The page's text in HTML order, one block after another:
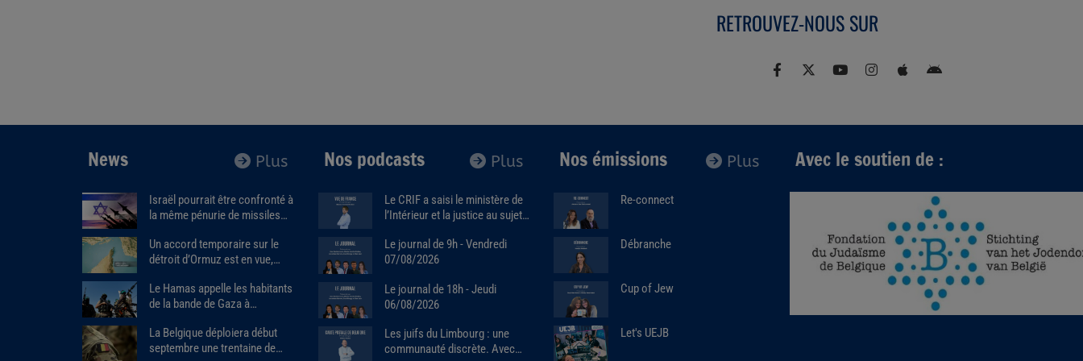
RETROUVEZ-NOUS SUR
Plus
News
Israël pourrait être confronté à
la même pénurie de missiles
Un accord temporaire sur le
détroit d’Ormuz est en vue,
guerre prendra bientôt fin ».
Le Hamas appelle les habitants
de la bande de Gaza à
des milices armées soutenues
par Israël.
La Belgique déploiera début
septembre une trentaine de
Plus
Nos podcasts
Le CRIF a saisi le ministère de
l’Intérieur et la justice au sujet
Robert Ejnes (07/07/2026)
Le journal de 9h - Vendredi
07/08/2026
Le journal de 18h - Jeudi
06/08/2026
Les juifs du Limbourg : une
communauté discrète. Avec
Plus
Nos émissions
Re-connect
Débranche
Cup of Jew
Let's UEJB
Avec le soutien de :